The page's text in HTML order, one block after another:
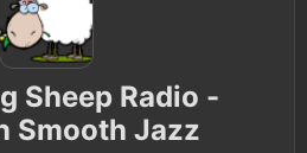
Sheep Radio -
Smooth Jazz